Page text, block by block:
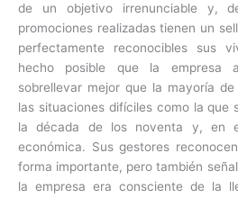
de un objetivo irrenunciable y,
promociones realizadas tienen un
perfectamente reconocibles sus
hecho posible que la empresa
sobrellevar mejor que la mayoría
las situaciones difíciles como la que
la década de los noventa y, en
económica. Sus gestores
forma importante, pero también
la empresa era consciente de la